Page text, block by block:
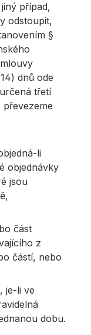
případ,
odstoupit,
§
dnů ode
třetí
li
objednávky
jsou
část
z
částí, nebo
je-li ve
dobu.